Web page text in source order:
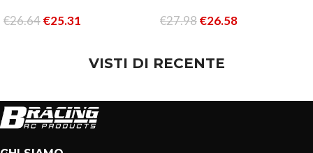
€26.64€25.31 €27.98€26.58
VISTI DI RECENTE